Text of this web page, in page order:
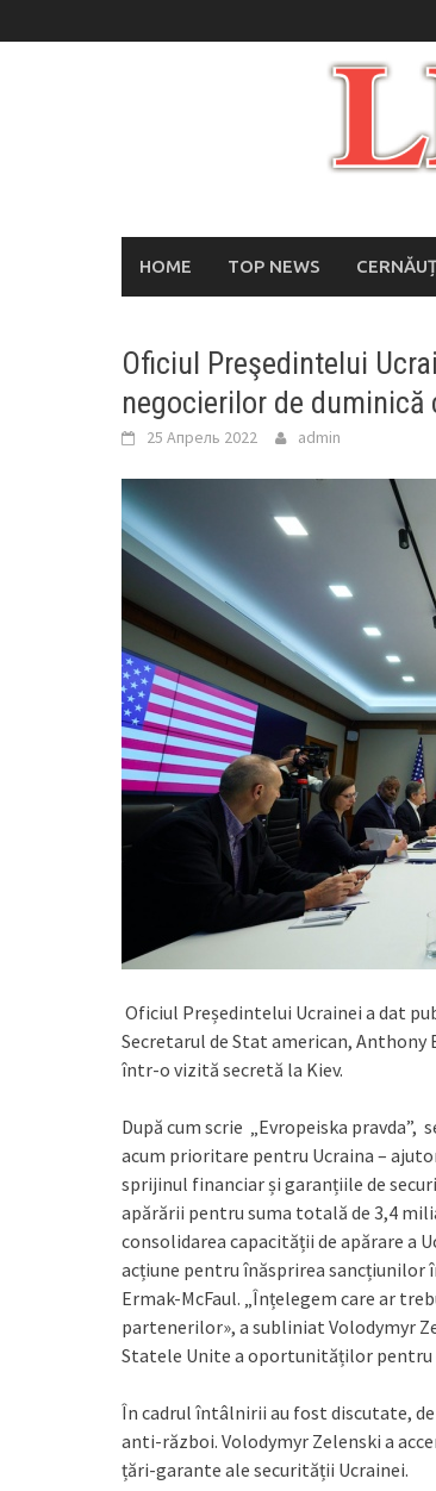
to
HOME TOP NEWS
Oficiul Preşedintelui
negocierilor de
25 Апрель 2022 admin
Oficiul Președintelui Ucrainei a dat
Secretarul de Stat american,
într-o vizită secretă la Kiev.
După cum scrie „Evropeiska pravda”,
acum prioritare pentru Ucraina –
sprijinul financiar și garanțiile de
apărării pentru suma totală de 3,4
consolidarea capacității de apărare a
acțiune pentru înăsprirea sancțiunilor
Ermak-McFaul. „Înțelegem care ar
partenerilor», a subliniat Volodymyr
Statele Unite a oportunităților pentru
În cadrul întâlnirii au fost discutate,
anti-război. Volodymyr Zelenski a
țări-garante ale securității Ucrainei.